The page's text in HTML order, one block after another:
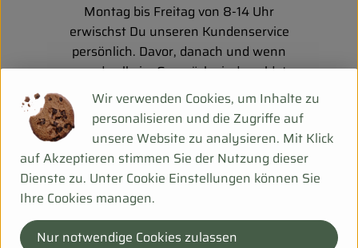
Montag bis Freitag von 8-14 Uhr
erwischst Du unseren Kundenservice
persönlich. Davor, danach und wenn
gerade alle im Gespräch sind, meldet
sich unser Anrufbeantworter.
Gern kannst Du uns auch eine
Nachricht per WhatsApp:
0151 222 375 61
hinterlassen
Wir verwenden Cookies, um Inhalte zu
personalisieren und die Zugriffe auf
unsere Website zu analysieren. Mit Klick
auf Akzeptieren stimmen Sie der Nutzung dieser
Dienste zu. Unter Cookie Einstellungen können Sie
Ihre Cookies managen.
Nur notwendige Cookies zulassen